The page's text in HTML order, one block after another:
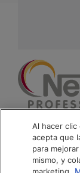
Footer
Terminos &
Politica De
Al hacer clic
acepta que
para
mismo, y